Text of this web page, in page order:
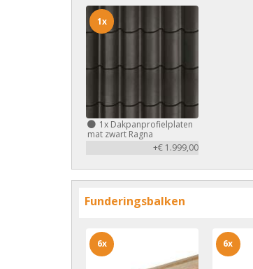
1x Dakpanprofielplaten
mat zwart Ragna
+€ 1.999,00
1x
Funderingsbalken
6x 6x